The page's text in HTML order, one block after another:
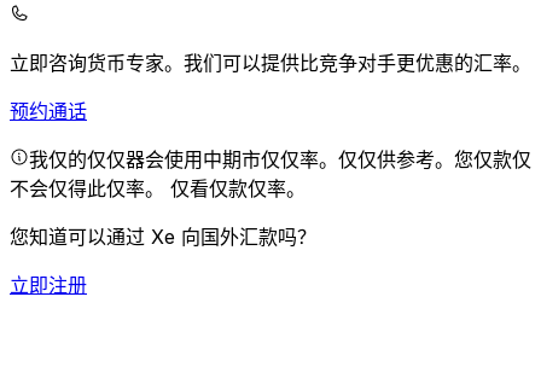
立即咨询货币专家。 我们可以提供比竞争对手更优惠的汇率。
预约通话
我仅的仅仅器会使用中期市仅仅率。仅仅供参考。您仅款仅
不会仅得此仅率。 仅看仅款仅率。
您知道可以通过 Xe 向国外汇款吗？
立即注册